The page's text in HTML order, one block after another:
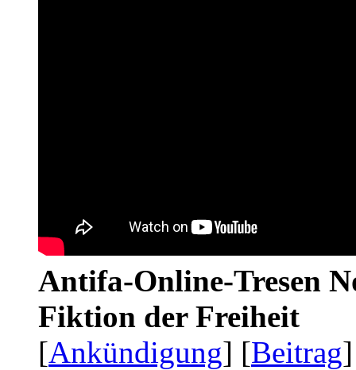
Antifa-Online-Tresen
Fiktion der Freiheit
[Ankündigung] [Beitrag